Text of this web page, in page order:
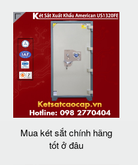
Mua két sắt chính hãng
tốt ở đâu